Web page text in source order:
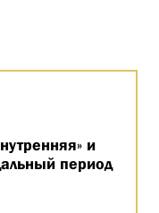
и
период